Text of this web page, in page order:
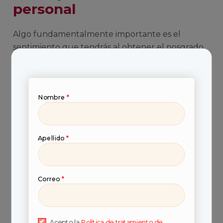
personal
Algo fundamentalmente importante es el
sentimiento que tendrás al obtener el posgrado
Nombre *
Apellido *
Correo *